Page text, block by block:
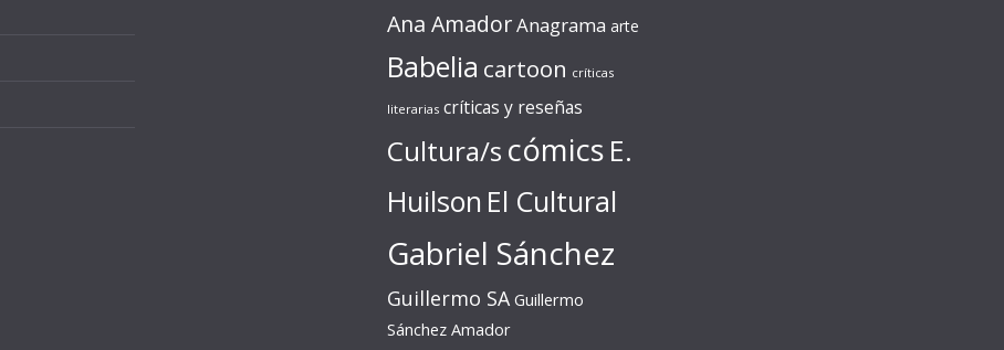
Ana AmadorAnagrama arte
Babelia cartoon críticas
literarias críticas y reseñas
Cultura/s cómics E.
Huilson El Cultural
Gabriel Sánchez
Guillermo SA Guillermo
Sánchez Amador